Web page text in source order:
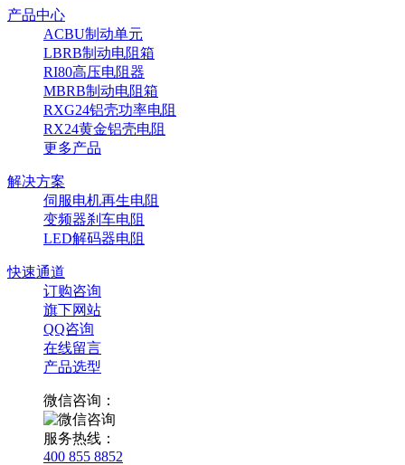
产品中心
ACBU制动单元
LBRB制动电阻箱
RI80高压电阻器
MBRB制动电阻箱
RXG24铝壳功率电阻
RX24黄金铝壳电阻
更多产品
解决方案
伺服电机再生电阻
变频器刹车电阻
LED解码器电阻
快速通道
订购咨询
旗下网站
QQ咨询
在线留言
产品选型
微信咨询：
服务热线：
400 855 8852